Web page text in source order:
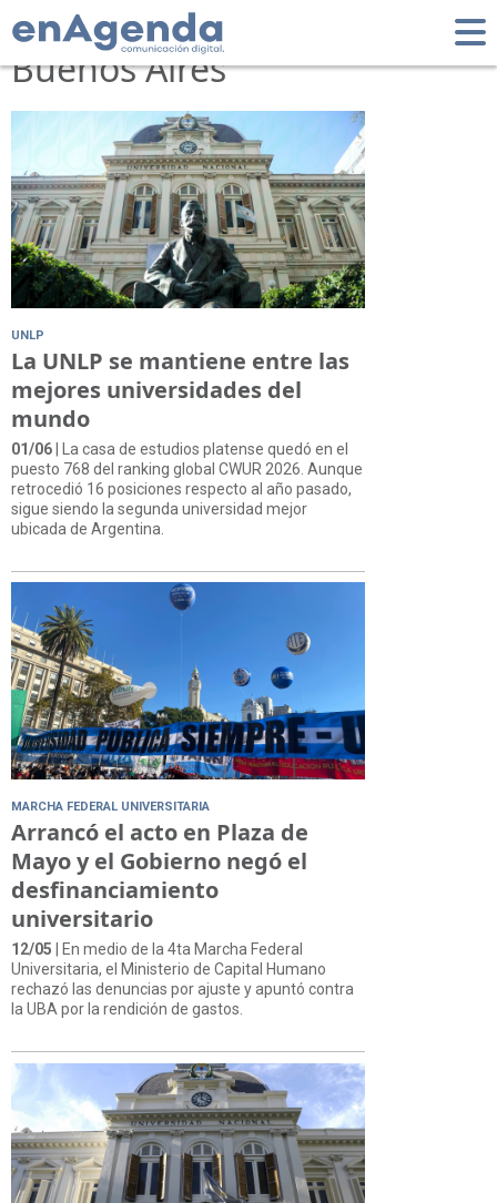
Tag: Universidad de
Buenos Aires
UNLP
La UNLP se mantiene entre las
mejores universidades del
mundo
01/06 | La casa de estudios platense quedó en el
puesto 768 del ranking global CWUR 2026. Aunque
retrocedió 16 posiciones respecto al año pasado,
sigue siendo la segunda universidad mejor
ubicada de Argentina.
MARCHA FEDERAL UNIVERSITARIA
Arrancó el acto en Plaza de
Mayo y el Gobierno negó el
desfinanciamiento
universitario
12/05 | En medio de la 4ta Marcha Federal
Universitaria, el Ministerio de Capital Humano
rechazó las denuncias por ajuste y apuntó contra
la UBA por la rendición de gastos.